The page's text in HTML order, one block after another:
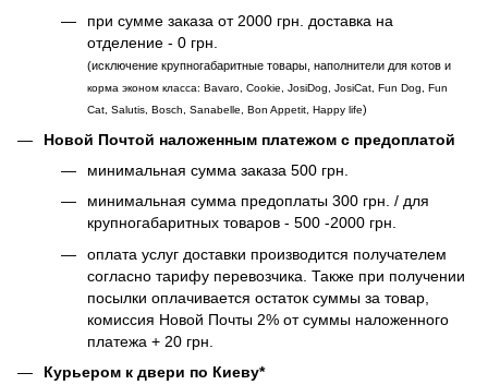
при сумме заказа от 2000 грн. доставка на
отделение - 0 грн.
(исключение крупногабаритные товары, наполнители для котов и
корма эконом класса: Bavaro, Cookie, JosiDog, JosiCat, Fun Dog, Fun
Cat, Salutis, Bosch, Sanabelle, Bon Appetit, Happy life)
Новой Почтой наложенным платежом с предоплатой
минимальная сумма заказа 500 грн.
минимальная сумма предоплаты 300 грн. / для
крупногабаритных товаров - 500 -2000 грн.
оплата услуг доставки производится получателем
согласно тарифу перевозчика. Также при получении
посылки оплачивается остаток суммы за товар,
комиссия Новой Почты 2% от суммы наложенного
платежа + 20 грн.
Курьером к двери по Киеву*